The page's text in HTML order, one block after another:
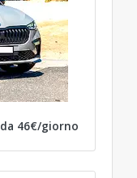
da 46€/giorno